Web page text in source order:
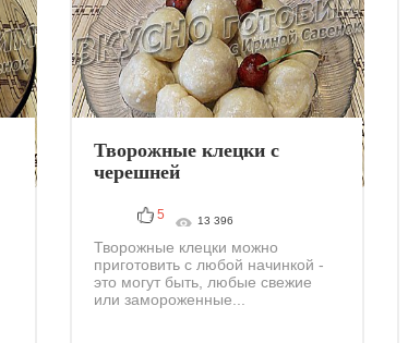
Творожные клецки с
черешней
5 13 396
Творожные клецки можно
приготовить с любой начинкой -
это могут быть, любые свежие
или замороженные...